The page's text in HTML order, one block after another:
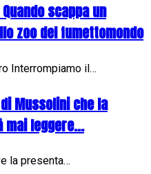
scappa un
zoo del fumettomondo
Interrompiamo il…
Mussolini che la
mai leggere...
la presenta…